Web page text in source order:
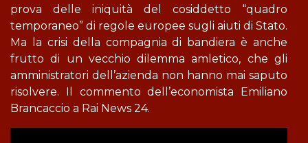
prova delle iniquità del cosiddetto “quadro
temporaneo” di regole europee sugli aiuti di Stato.
Ma la crisi della compagnia di bandiera è anche
frutto di un vecchio dilemma amletico, che gli
amministratori dell’azienda non hanno mai saputo
risolvere. Il commento dell’economista Emiliano
Brancaccio a Rai News 24.